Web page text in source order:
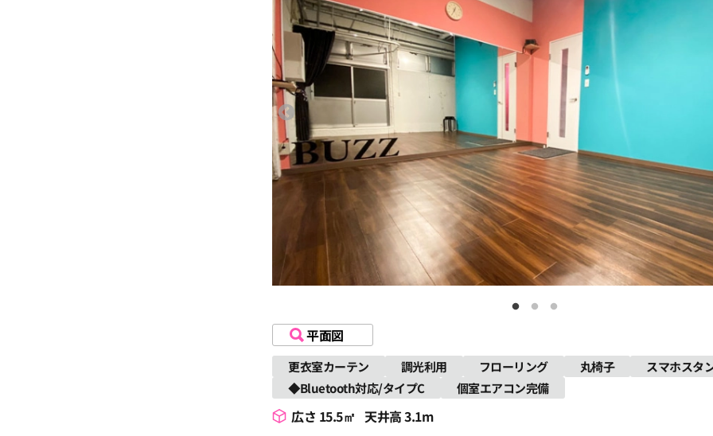
平面図
更衣室カーテン 調光利用 フローリング 丸椅子
スマホスタ
◆Bluetooth対応/タイプC
個室エアコン完備
広さ 15.5㎡ 天井高 3.1m